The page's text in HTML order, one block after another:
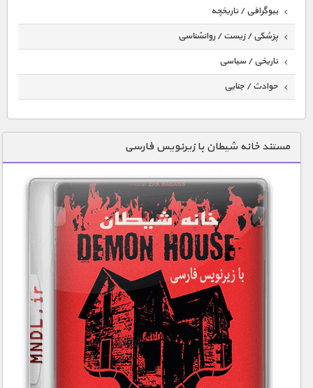
بیوگرافی / تاریخچه
پزشکی / زیست / روانشناسی
تاریخی / سیاسی
حوادث / جنایی
دنیای خوراکی ها
زمین شناسی / محیط زیست
سازه/ معماری/ مهندسی
سرگرمی
شناخت کودکان
طبیعت
علم و فناوری
کیهان / نجوم
مستند خانه شیطان با زیرنویس فارسی